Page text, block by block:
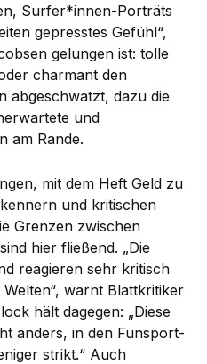
Surfer*innen-Porträts
gepresstes Gefühl“,
gelungen ist: tolle
charmant den
abgeschwatzt, dazu die
und
am Rande.
mit dem Heft Geld zu
und kritischen
Grenzen zwischen
hier fließend. „Die
reagieren sehr kritisch
warnt Blattkritiker
hält dagegen: „Diese
anders, in den Funsport-
strikt.“ Auch